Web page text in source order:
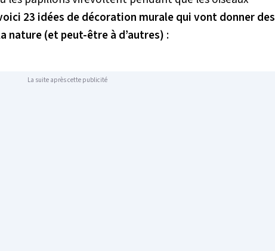
23 idées de décoration murale qui vont donner des
nature (et peut-être à d’autres) :
La suite après cette publicité